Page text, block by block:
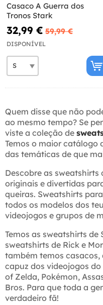
Casaco A Guerra dos
Tronos Stark
32,99 € 59,99 €
DISPONÍVEL
Quem disse que não
ao mesmo tempo? Se
viste a coleção de
Temos o maior catálogo
das temáticas de que
Descobre as sweatshirts
originais e divertidas
queiras. Sweatshirts
todos os modelos dos
videojogos e grupos de
Temos as sweatshirts de
sweatshirts de Rick e
também temos
capuz dos videojogos
of Zelda, Pokémon,
Bros. Para que toda a
verdadeiro fã!